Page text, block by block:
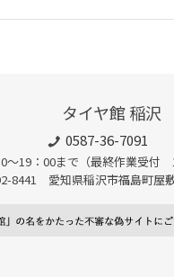
タイヤ館 稲沢
0587-36-7091
～19：00まで（最終作業受付
8441 愛知県稲沢市福島町屋